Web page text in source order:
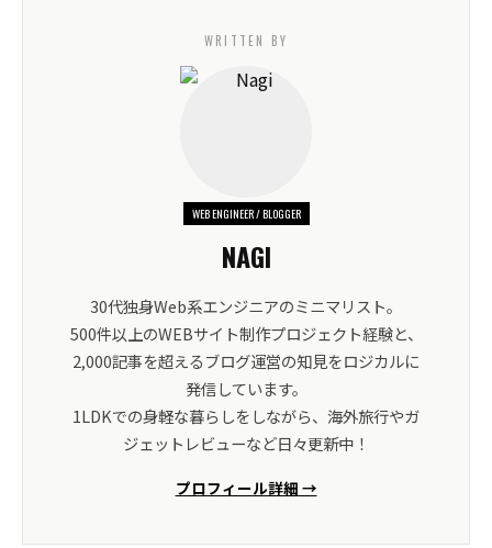
WRITTEN BY
WEB ENGINEER / BLOGGER
NAGI
30代独身Web系エンジニアのミニマリスト。
500件以上のWEBサイト制作プロジェクト経験と、
2,000記事を超えるブログ運営の知見をロジカルに
発信しています。
1LDKでの身軽な暮らしをしながら、海外旅行やガ
ジェットレビューなど日々更新中！
プロフィール詳細 →